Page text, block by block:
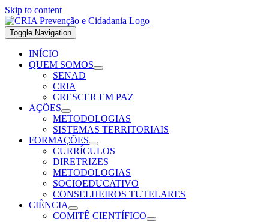
Skip to content
Toggle Navigation
INÍCIO
QUEM SOMOS
SENAD
CRIA
CRESCER EM PAZ
AÇÕES
METODOLOGIAS
SISTEMAS TERRITORIAIS
FORMAÇÕES
CURRÍCULOS
DIRETRIZES
METODOLOGIAS
SOCIOEDUCATIVO
CONSELHEIROS TUTELARES
CIÊNCIA
COMITÊ CIENTÍFICO